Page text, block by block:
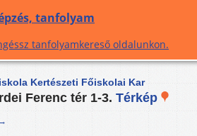
tanfolyam
tanfolyamkereső oldalunkon.
Kertészeti Főiskolai Kar
Ferenc tér 1-3. Térkép